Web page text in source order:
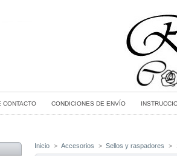
CONTACTO CONDICIONES DE ENVÍO
Inicio > Accesorios > Sellos y raspadores >